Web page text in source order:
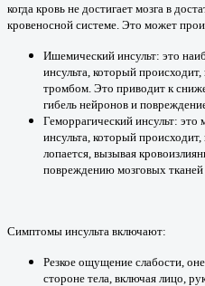
когда кровь не достигает мозга в
кровеносной системе. Это может
Ишемический инсульт: это
инсульта, который происходит,
тромбом. Это приводит к
гибель нейронов и
Геморрагический инсульт:
инсульта, который
лопается, вызывая
повреждению мозговых
Симптомы инсульта включают:
Резкое ощущение слабости,
стороне тела, включая лицо,